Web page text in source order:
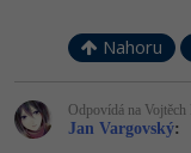
Nahoru
Odpovídá na Vojtěch
Jan Vargovský: